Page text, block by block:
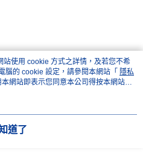
使用 cookie 方式之詳情，及若您不希
腦的 cookie 設定，請參閱本網站「 隱私
網站即表示您同意本公司得按本網站使
道了